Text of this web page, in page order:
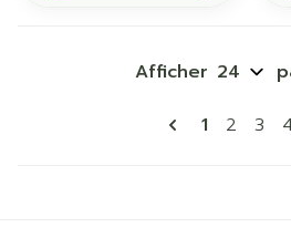
Pages
Vous
1 Page
2 3
Afficher